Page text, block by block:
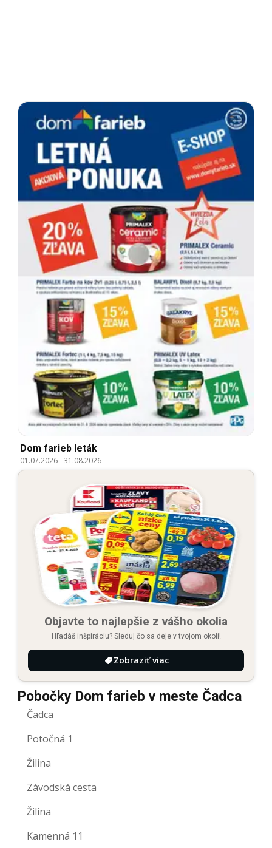
Dom farieb leták
01.07.2026-31.08.2026
Objavte to najlepšie z vášho okolia
Hľadáš inšpiráciu? Sleduj čo sa deje v tvojom okolí!
Zobraziť viac
Pobočky Dom farieb v meste Čadca
Čadca
Potočná 1
Žilina
Závodská cesta
Žilina
Kamenná 11